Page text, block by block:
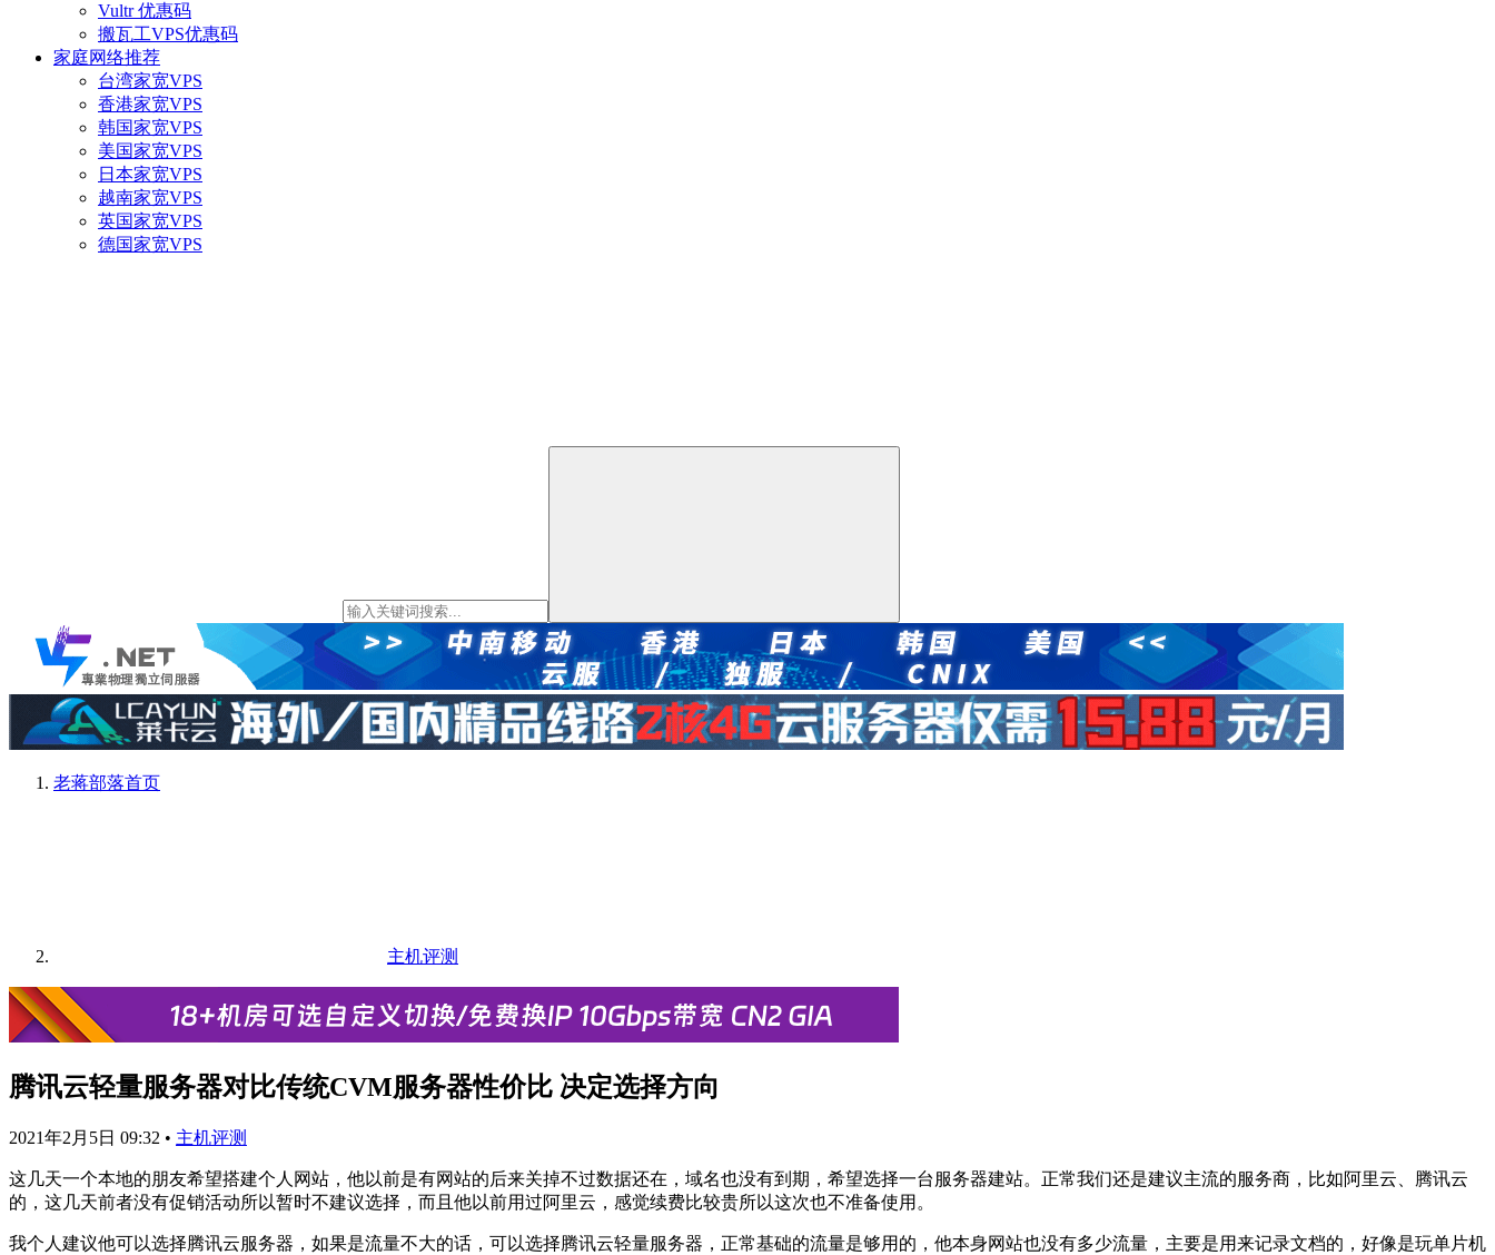
Vultr 优惠码
搬瓦工VPS优惠码
家庭网络推荐
台湾家宽VPS
香港家宽VPS
韩国家宽VPS
美国家宽VPS
日本家宽VPS
越南家宽VPS
英国家宽VPS
德国家宽VPS
老蒋部落首页
主机评测
腾讯云轻量服务器对比传统CVM服务器性价比 决定选择方向
2021年2月5日 09:32 • 主机评测
这几天一个本地的朋友希望搭建个人网站，他以前是有网站的后来关掉不过数据还在，域名也没有到期，希望选择一台服务器建站。正常我们还是建议主流的服务商，比如阿里云、腾讯云
的，这几天前者没有促销活动所以暂时不建议选择，而且他以前用过阿里云，感觉续费比较贵所以这次也不准备使用。
我个人建议他可以选择腾讯云服务器，如果是流量不大的话，可以选择腾讯云轻量服务器，正常基础的流量是够用的，他本身网站也没有多少流量，主要是用来记录文档的，好像是玩单片机